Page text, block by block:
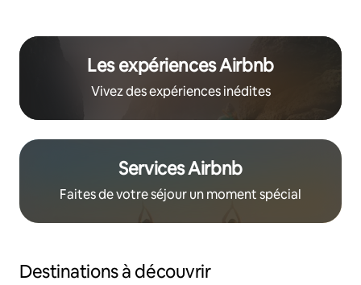
Les expériences Airbnb
Vivez des expériences inédites
Services Airbnb
Faites de votre séjour un moment spécial
Destinations à découvrir